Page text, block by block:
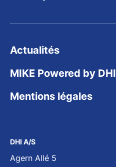
Actualités
MIKE Powered by DHI
Mentions légales
DHI A/S
Agern Allé 5